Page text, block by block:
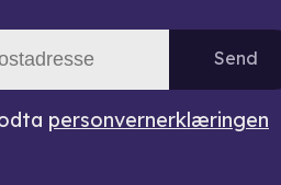
Send
personvernerklæringen